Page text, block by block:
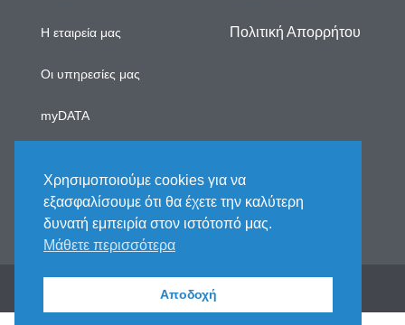
Η εταιρεία μας
Οι υπηρεσίες μας
myDATA
Επικοινωνία
Πολιτική Απορρήτου
2025 © All rights reserved. Handcrafted by Fix My
Books Team
Χρησιμοποιούμε cookies για να
εξασφαλίσουμε ότι θα έχετε την καλύτερη
δυνατή εμπειρία στον ιστότοπό μας.
Μάθετε περισσότερα
Αποδοχή